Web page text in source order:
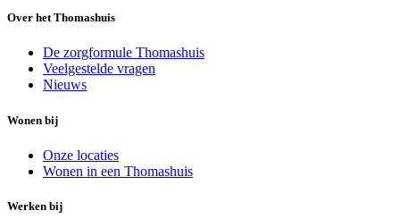
Over het Thomashuis
De zorgformule Thomashuis
Veelgestelde vragen
Nieuws
Wonen bij
Onze locaties
Wonen in een Thomashuis
Werken bij